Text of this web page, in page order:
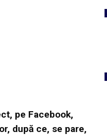
pe Facebook,
după ce, se pare,